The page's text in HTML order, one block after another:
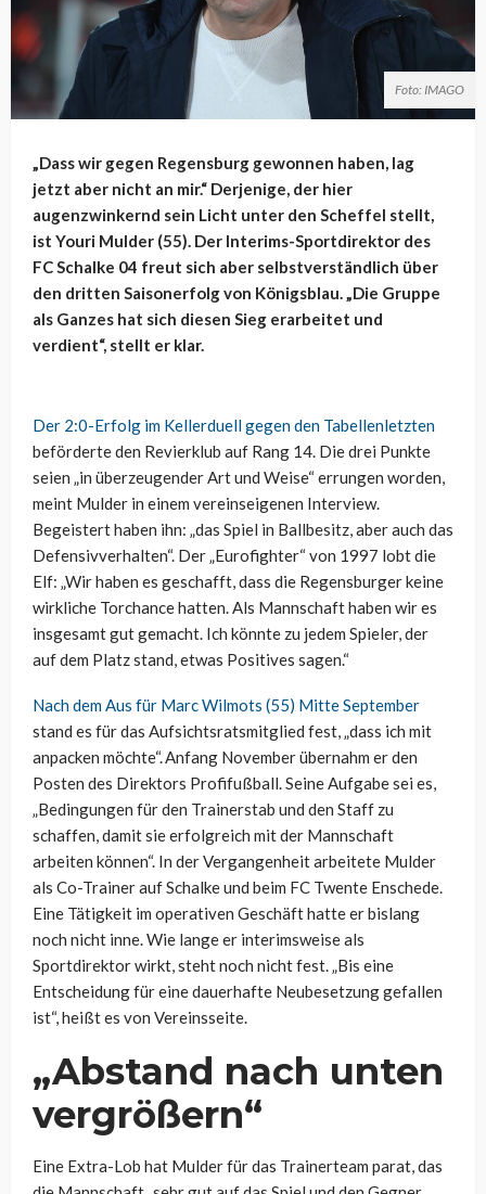
Foto: IMAGO
„Dass wir gegen Regensburg gewonnen haben, lag
jetzt aber nicht an mir.“ Derjenige, der hier
augenzwinkernd sein Licht unter den Scheffel stellt,
ist Youri Mulder (55). Der Interims-Sportdirektor des
FC Schalke 04 freut sich aber selbstverständlich über
den dritten Saisonerfolg von Königsblau. „Die Gruppe
als Ganzes hat sich diesen Sieg erarbeitet und
verdient“, stellt er klar.
Der 2:0-Erfolg im Kellerduell gegen den Tabellenletzten
beförderte den Revierklub auf Rang 14. Die drei Punkte
seien „in überzeugender Art und Weise“ errungen worden,
meint Mulder in einem vereinseigenen Interview.
Begeistert haben ihn: „das Spiel in Ballbesitz, aber auch das
Defensivverhalten“. Der „Eurofighter“ von 1997 lobt die
Elf: „Wir haben es geschafft, dass die Regensburger keine
wirkliche Torchance hatten. Als Mannschaft haben wir es
insgesamt gut gemacht. Ich könnte zu jedem Spieler, der
auf dem Platz stand, etwas Positives sagen.“
Nach dem Aus für Marc Wilmots (55) Mitte September
stand es für das Aufsichtsratsmitglied fest, „dass ich mit
anpacken möchte“. Anfang November übernahm er den
Posten des Direktors Profifußball. Seine Aufgabe sei es,
„Bedingungen für den Trainerstab und den Staff zu
schaffen, damit sie erfolgreich mit der Mannschaft
arbeiten können“. In der Vergangenheit arbeitete Mulder
als Co-Trainer auf Schalke und beim FC Twente Enschede.
Eine Tätigkeit im operativen Geschäft hatte er bislang
noch nicht inne. Wie lange er interimsweise als
Sportdirektor wirkt, steht noch nicht fest. „Bis eine
Entscheidung für eine dauerhafte Neubesetzung gefallen
ist“, heißt es von Vereinsseite.
„Abstand nach unten
vergrößern“
Eine Extra-Lob hat Mulder für das Trainerteam parat, das